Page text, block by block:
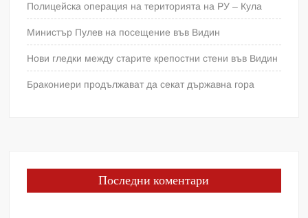
Полицейска операция на територията на РУ – Кула
Министър Пулев на посещение във Видин
Нови гледки между старите крепостни стени във Видин
Бракониери продължават да секат държавна гора
Последни коментари